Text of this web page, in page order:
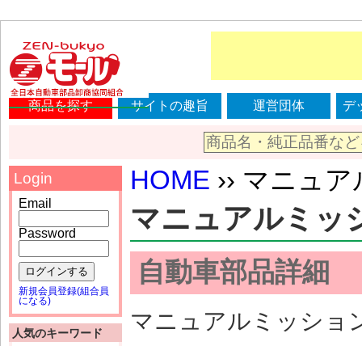
商品を探す サイトの趣旨 運営団体 デ
HOME ›› マニュ
マニュアルミッ
自動車部品詳細
マニュアルミッショ
Login
Email
Password
ログインする
新規会員登録(組合員
になる)
人気のキーワード